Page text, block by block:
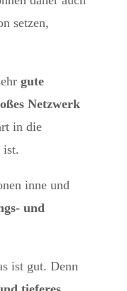
setzen,
gute
Netzwerk
in die
ist.
inne und
und
ist gut. Denn